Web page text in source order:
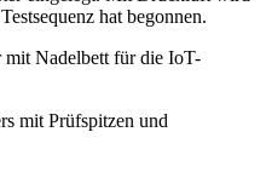
hat begonnen.